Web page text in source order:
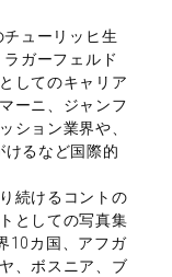
ューリッヒ生
ガーフェルド
してのキャリア
ーニ、ジャンフ
ション業界や、
けるなど国際的
続けるコントの
としての写真集
10カ国、アフガ
、ボスニア、ブ